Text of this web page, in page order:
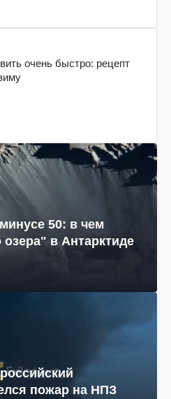
очень быстро: рецепт
50: в чем
озера" в Антарктиде
пожар на НПЗ